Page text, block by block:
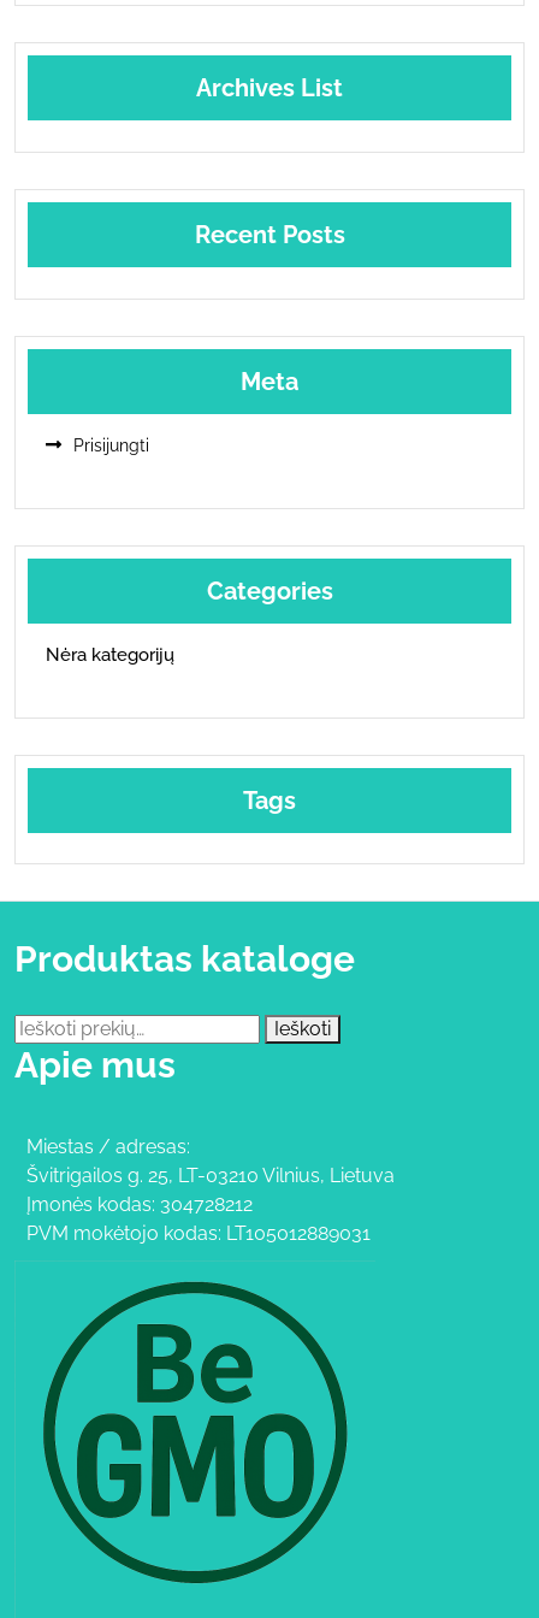
Archives List
Recent Posts
Meta
Prisijungti
Categories
Nėra kategorijų
Tags
Produktas kataloge
Ieškoti: Ieškoti
Apie mus
Miestas / adresas:
Švitrigailos g. 25, LT-03210 Vilnius, Lietuva
Įmonės kodas: 304728212
PVM mokėtojo kodas: LT105012889031